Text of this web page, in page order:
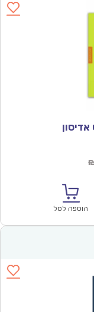
הוספה לסל